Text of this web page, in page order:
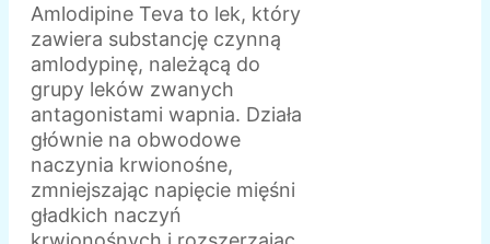
Amlodipine Teva to lek, który
zawiera substancję czynną
amlodypinę, należącą do
grupy leków zwanych
antagonistami wapnia. Działa
głównie na obwodowe
naczynia krwionośne,
zmniejszając napięcie mięśni
gładkich naczyń